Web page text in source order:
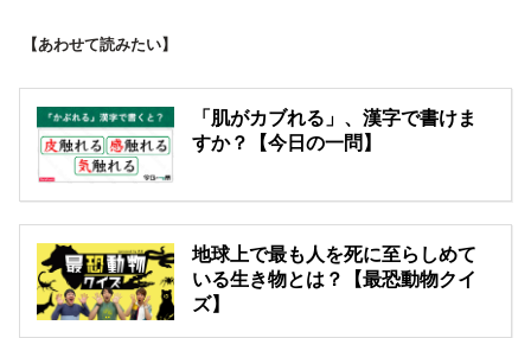
【あわせて読みたい】
「肌がカブれる」、漢字で書けま
すか？【今日の一問】
地球上で最も人を死に至らしめて
いる生き物とは？【最恐動物クイ
ズ】